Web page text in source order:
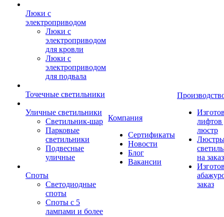
Люки с
электроприводом
Люки с
электроприводом
для кровли
Люки с
электроприводом
для подвала
Точечные светильники
Уличные светильники
Светильник-шар
Парковые
светильники
Подвесные
уличные
Споты
Светодиодные
споты
Споты с 5
лампами и более
Компания
Сертификаты
Новости
Блог
Вакансии
лифтов
люстр
на заказ
заказ